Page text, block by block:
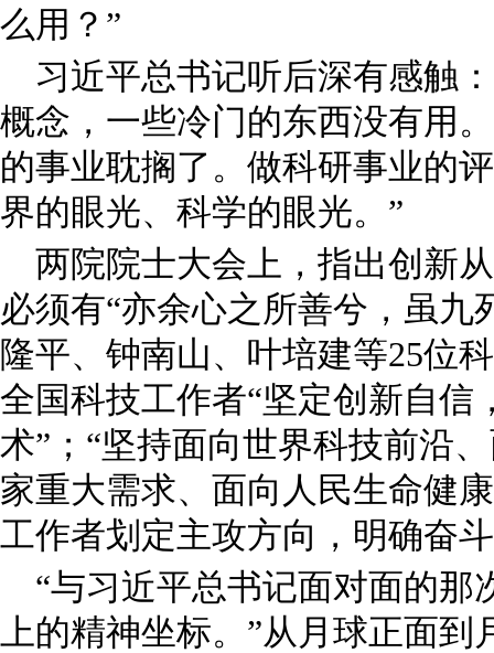
么用？”
习近平总书记听后深有感触
概念，一些冷门的东西没有用
的事业耽搁了。做科研事业的
界的眼光、科学的眼光。”
两院院士大会上，指出创新
必须有“亦余心之所善兮，虽九
隆平、钟南山、叶培建等25位
全国科技工作者“坚定创新自信
术”；“坚持面向世界科技前沿
家重大需求、面向人民生命健
工作者划定主攻方向，明确奋
“与习近平总书记面对面的那
上的精神坐标。”从月球正面到